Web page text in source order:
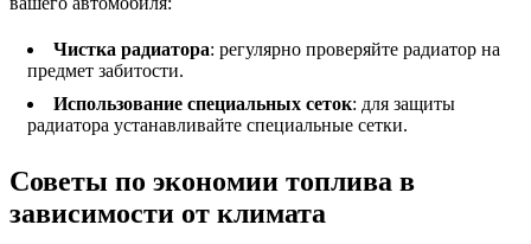
Чистка радиатора: регулярно проверяйте радиатор на
предмет забитости.
Использование специальных сеток: для защиты
радиатора устанавливайте специальные сетки.
Советы по экономии топлива в
зависимости от климата